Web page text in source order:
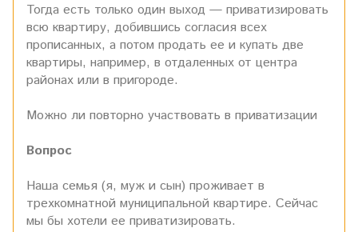
Тогда есть только один выход — приватизировать
всю квартиру, добившись согласия всех
прописанных, а потом продать ее и купать две
квартиры, например, в отдаленных от центра
районах или в пригороде.
Можно ли повторно участвовать в приватизации
Вопрос
Наша семья (я, муж и сын) проживает в
трехкомнатной муниципальной квартире. Сейчас
мы бы хотели ее приватизировать.